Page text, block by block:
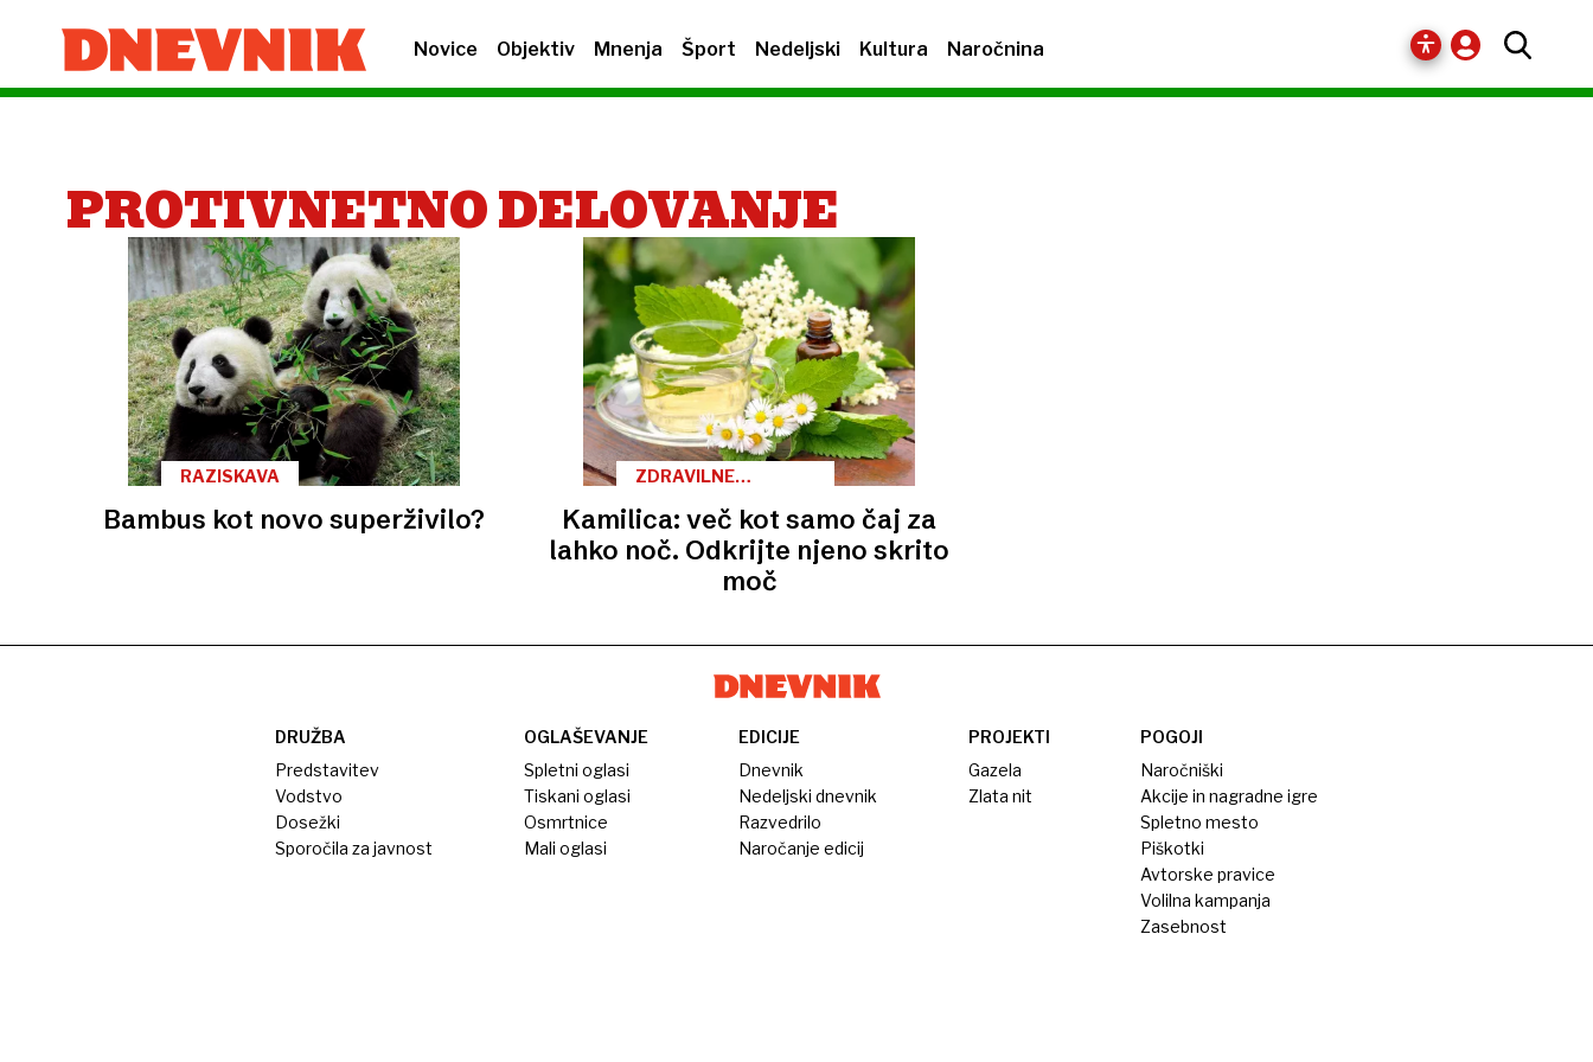
Novice Objektiv Mnenja Šport Nedeljski Kultura Naročnina
PROTIVNETNO DELOVANJE
RAZISKAVA
Bambus kot novo superživilo?
ZDRAVILNE
Kamilica: več kot samo čaj za
lahko noč. Odkrijte njeno skrito
moč
DRUŽBA
Predstavitev
Vodstvo
Dosežki
Sporočila za javnost
OGLAŠEVANJE
Spletni oglasi
Tiskani oglasi
Osmrtnice
Mali oglasi
EDICIJE
Dnevnik
Nedeljski dnevnik
Razvedrilo
Naročanje edicij
PROJEKTI
Gazela
Zlata nit
POGOJI
Naročniški
Akcije in nagradne igre
Spletno mesto
Piškotki
Avtorske pravice
Volilna kampanja
Zasebnost